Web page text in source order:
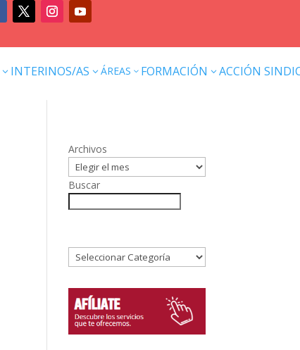
3 INTERINOS/AS 3ÁREAS 3 FORMACIÓN 3 ACCIÓN
Archivos
Buscar